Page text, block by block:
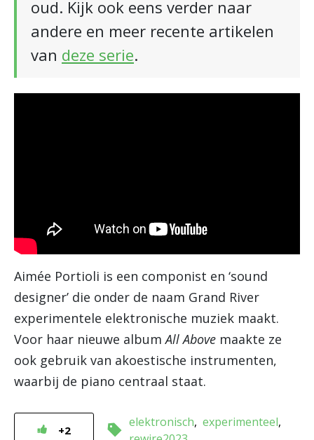
oud. Kijk ook eens verder naar
andere en meer recente artikelen
van deze serie.
Aimée Portioli is een componist en ‘sound
designer’ die onder de naam Grand River
experimentele elektronische muziek maakt.
Voor haar nieuwe albumAll Above maakte ze
ook gebruik van akoestische instrumenten,
waarbij de piano centraal staat.
+2
elektronisch experimenteel